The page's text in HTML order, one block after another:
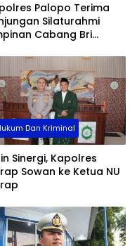
Palopo Terima
Silaturahmi
Cabang Bri
Dan Kriminal
Sinergi, Kapolres
Sowan ke Ketua NU